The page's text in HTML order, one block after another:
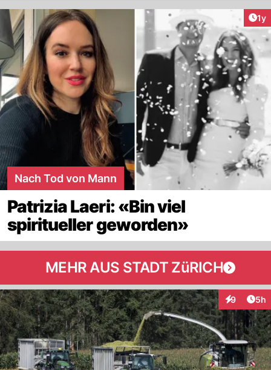
1y
Nach Tod von Mann
Patrizia Laeri: «Bin viel
spiritueller geworden»
MEHR AUS STADT ZüRICH
9 5h